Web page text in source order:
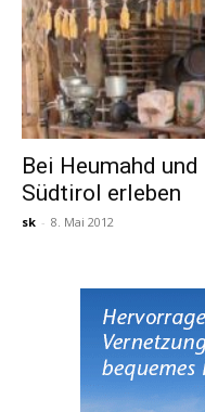
Bei Heumahd
Südtirol erleben
sk - 8. Mai 2012